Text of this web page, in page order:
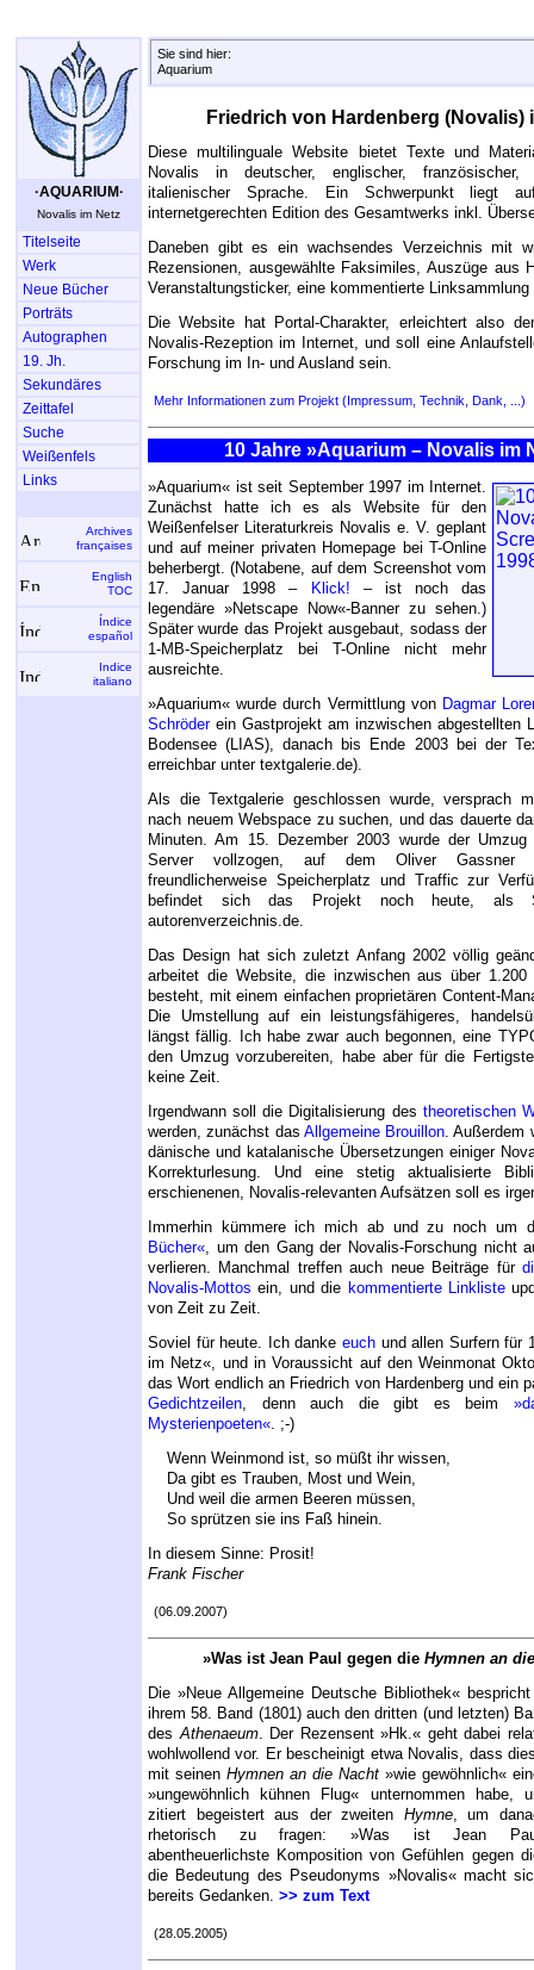
·AQUARIUM·
Novalis im Netz
Titelseite
Werk
Neue Bücher
Porträts
Autographen
19. Jh.
Sekundäres
Zeittafel
Suche
Weißenfels
Links
Archives
françaises
English
TOC
Índice
español
Indice
italiano
Sie sind hier:
Aquarium
Friedrich von Hardenberg (Novalis)
Diese multilinguale Website bietet Texte und
Novalis in deutscher, englischer, französischer,
italienischer Sprache. Ein Schwerpunkt liegt
internetgerechten Edition des Gesamtwerks inkl.
Daneben gibt es ein wachsendes Verzeichnis mit
Rezensionen, ausgewählte Faksimiles, Auszüge aus
Veranstaltungsticker, eine kommentierte
Die Website hat Portal-Charakter, erleichtert also
Novalis-Rezeption im Internet, und soll eine
Forschung im In- und Ausland sein.
Mehr Informationen zum Projekt (Impressum, Technik, Dank, ...)
10 Jahre »Aquarium – Novalis im
»Aquarium« ist seit September 1997 im Internet.
Zunächst hatte ich es als Website für den
Weißenfelser Literaturkreis Novalis e. V. geplant
und auf meiner privaten Homepage bei T-Online
beherbergt. (Notabene, auf dem Screenshot vom
17. Januar 1998 –
Klick! – ist noch das
legendäre »Netscape Now«-Banner zu sehen.)
Später wurde das Projekt ausgebaut, sodass der
1-MB-Speicherplatz bei T-Online nicht mehr
ausreichte.
»Aquarium« wurde durch Vermittlung von Dagmar
Schröderein Gastprojekt am inzwischen abgestellten
Bodensee (LIAS), danach bis Ende 2003 bei der
erreichbar unter textgalerie.de).
Als die Textgalerie geschlossen wurde, versprach
nach neuem Webspace zu suchen, und das dauerte
Minuten. Am 15. Dezember 2003 wurde der
Server vollzogen, auf dem Oliver
freundlicherweise Speicherplatz und Traffic zur
befindet sich das Projekt noch heute, als
autorenverzeichnis.de.
Das Design hat sich zuletzt Anfang 2002 völlig
arbeitet die Website, die inzwischen aus über 1.200
besteht, mit einem einfachen proprietären Content-
Die Umstellung auf ein leistungsfähigeres,
längst fällig. Ich habe zwar auch begonnen, eine
den Umzug vorzubereiten, habe aber für die
keine Zeit.
Irgendwann soll die Digitalisierung des theoretischen
werden, zunächst das Allgemeine Brouillon. Außerdem
dänische und katalanische Übersetzungen einiger
Korrekturlesung. Und eine stetig aktualisierte
erschienenen, Novalis-relevanten Aufsätzen soll es
Immerhin kümmere ich mich ab und zu noch um
Bücher«, um den Gang der Novalis-Forschung nicht
verlieren. Manchmal treffen auch neue Beiträge für
Novalis-Mottos ein, und die kommentierte Linkliste
von Zeit zu Zeit.
Soviel für heute. Ich danke euchund allen Surfern für
im Netz«, und in Voraussicht auf den Weinmonat
das Wort endlich an Friedrich von Hardenberg und ein
Gedichtzeilen, denn auch die gibt es beim
Mysterienpoeten«. ;-)
Wenn Weinmond ist, so müßt ihr wissen,
Da gibt es Trauben, Most und Wein,
Und weil die armen Beeren müssen,
So sprützen sie ins Faß hinein.
In diesem Sinne: Prosit!
Frank Fischer
(06.09.2007)
»Was ist Jean Paul gegen die Hymnen an
Die »Neue Allgemeine Deutsche Bibliothek«
ihrem 58. Band (1801) auch den dritten (und letzten)
desAthenaeum. Der Rezensent »Hk.« geht dabei
wohlwollend vor. Er bescheinigt etwa Novalis, dass
mit seinen Hymnen an die Nacht »wie gewöhnlich«
»ungewöhnlich kühnen Flug« unternommen habe,
zitiert begeistert aus der zweiten Hymne, um
rhetorisch zu fragen: »Was ist Jean
abentheuerlichste Komposition von Gefühlen gegen
die Bedeutung des Pseudonyms »Novalis« macht
bereits Gedanken. >> zum Text
(28.05.2005)